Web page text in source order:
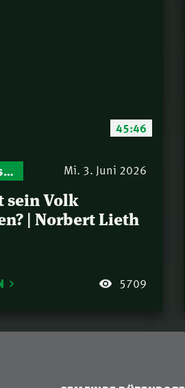
45:46
Israel – Biblische Perspektiven & aktuelle Einordnungen
Kurz-Botschaften – Biblische Impulse mit Zukunft im Blick Mi. 3. Juni 2026
sein Volk
| Norbert Lieth
5709